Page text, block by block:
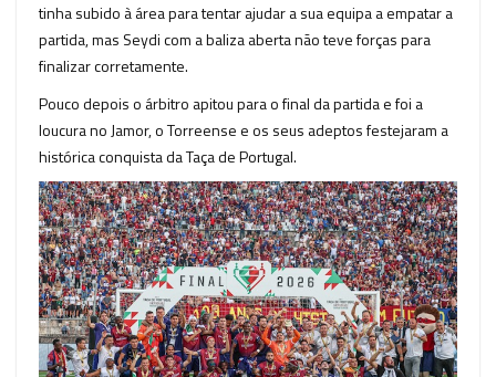
tinha subido à área para tentar ajudar a sua equipa a empatar a
partida, mas Seydi com a baliza aberta não teve forças para
finalizar corretamente.
Pouco depois o árbitro apitou para o final da partida e foi a
loucura no Jamor, o Torreense e os seus adeptos festejaram a
histórica conquista da Taça de Portugal.